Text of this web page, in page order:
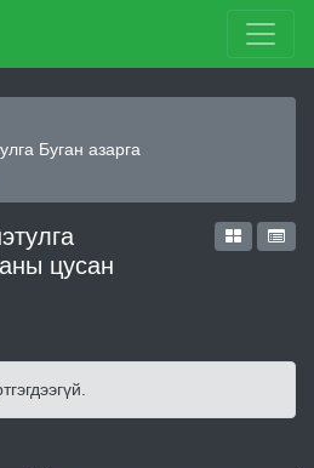
Буган азарга
цусан